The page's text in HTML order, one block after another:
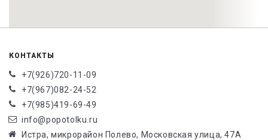
КОНТАКТЫ
+7(926)720-11-09
+7(967)082-24-52
+7(985)419-69-49
info@popotolku.ru
Истра, микрорайон Полево, Московская улица, 47А